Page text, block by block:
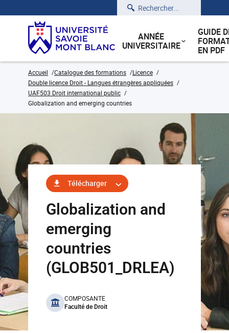
Rechercher
ANNÉE
UNIVERSITAIRE
GUIDE
EN PDF
Accueil Catalogue des formations
Licence
Double licence Droit - Langues étrangères appliquées
UAF503 Droit international public
Globalization and emerging countries
Télécharger
Globalization and
emerging
countries
(GLOB501_DRLEA)
benefits
COMPOSANTE
Faculté de Droit